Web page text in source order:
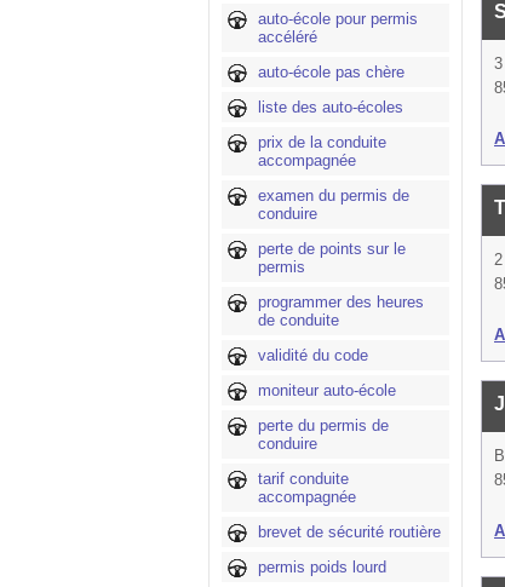
auto-école pour permis
accéléré
auto-école pas chère
liste des auto-écoles
prix de la conduite
accompagnée
examen du permis de
conduire
perte de points sur le
permis
programmer des heures
de conduite
validité du code
moniteur auto-école
perte du permis de
conduire
tarif conduite
accompagnée
brevet de sécurité routière
permis poids lourd